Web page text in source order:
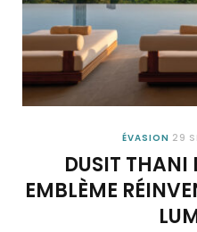
ÉVASION 29
DUSIT THANI
EMBLÈME